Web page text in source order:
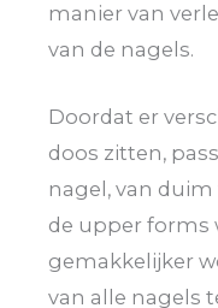
manier van
van de nagels.
Doordat er
doos zitten,
nagel, van
de upper forms
gemakkelijker
van alle nagels